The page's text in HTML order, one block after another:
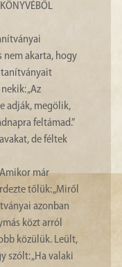
nem akarta, hogy
tanítványait
„Az
adják, megölik,
feltámad.”
de féltek
már
tőlük: „Miről
azonban
közt arról
közülük. Leült,
szólt: „Ha valaki